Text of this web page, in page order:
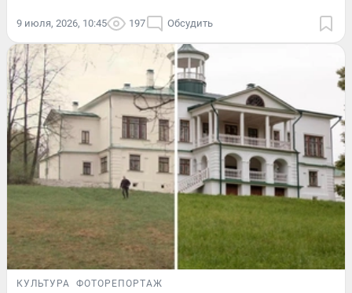
9 июля, 2026, 10:45 197 Обсудить
КУЛЬТУРА ФОТОРЕПОРТАЖ